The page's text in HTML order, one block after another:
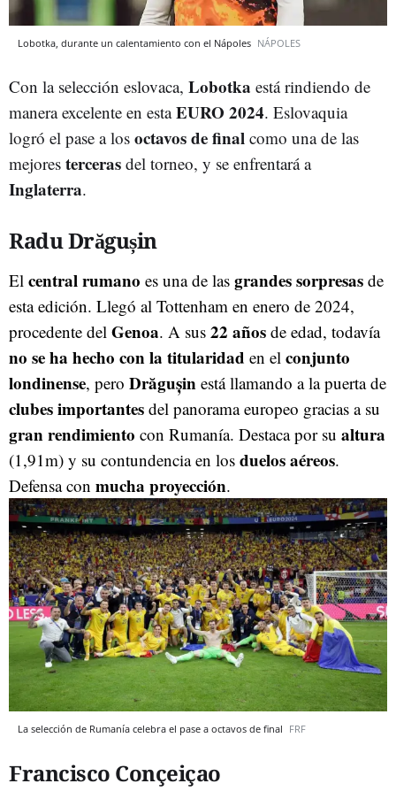
Lobotka, durante un calentamiento con el Nápoles NÁPOLES
Con la selección eslovaca, Lobotka está rindiendo de
manera excelente en estaEURO 2024. Eslovaquia
logró el pase a los octavos de final como una de las
mejores terceras del torneo, y se enfrentará a
Inglaterra.
Radu Drăgușin
El central rumano es una de las grandes sorpresas de
esta edición. Llegó al Tottenham en enero de 2024,
procedente del Genoa. A sus 22 años de edad, todavía
no se ha hecho con la titularidad en el conjunto
londinense, pero Drăgușin está llamando a la puerta de
clubes importantes del panorama europeo gracias a su
gran rendimiento con Rumanía. Destaca por su altura
(1,91m) y su contundencia en los duelos aéreos.
Defensa con mucha proyección.
La selección de Rumanía celebra el pase a octavos de final FRF
Francisco Conçeiçao